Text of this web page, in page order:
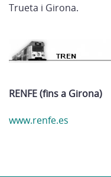
Trueta i Girona.
RENFE (fins a Girona)
www.renfe.es